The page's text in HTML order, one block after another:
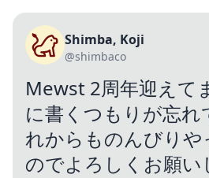
Shimba, Koji
@shimbaco
Mewst 2周年迎えて
に書くつもりが忘れ
れからものんびり
のでよろしくお願